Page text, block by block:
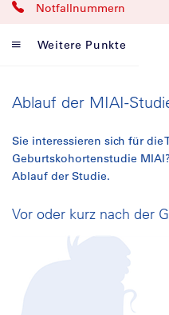
Notfallnummern
Weitere Punkte
Ablauf der MIAI-
Sie interessieren sich für die
Geburtskohortenstudie
Ablauf der Studie.
Vor oder kurz nach der